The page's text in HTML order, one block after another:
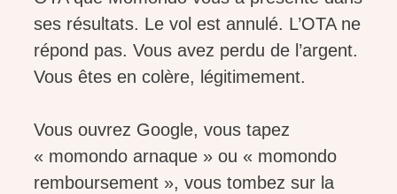
ses résultats. Le vol est annulé. L’OTA ne
répond pas. Vous avez perdu de l’argent.
Vous êtes en colère, légitimement.
Vous ouvrez Google, vous tapez
« momondo arnaque » ou « momondo
remboursement », vous tombez sur la